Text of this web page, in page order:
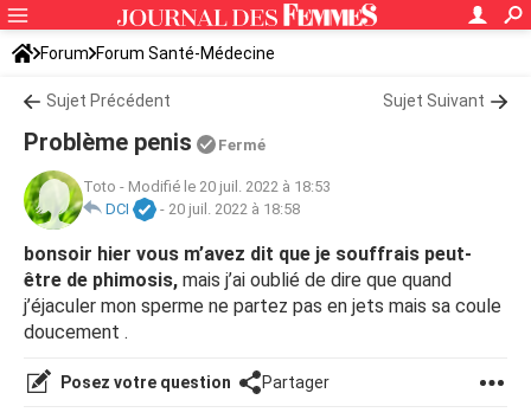
Forum Forum Santé-Médecine
Symptômes et maladies courantes
Sujet Précédent Sujet Suivant
Problème penis Fermé
Toto - Modifié le 20 juil. 2022 à 18:53
DCI
- 20 juil. 2022 à 18:58
bonsoir hier vous m’avez dit que je souffrais peut-
être de phimosis, mais j’ai oublié de dire que quand
j’éjaculer mon sperme ne partez pas en jets mais sa coule
doucement .
Posez votre question Partager